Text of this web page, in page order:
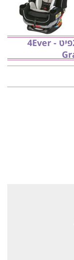
כיסא בטיחות פוראבר אקסטנד2פיט - 4Ever